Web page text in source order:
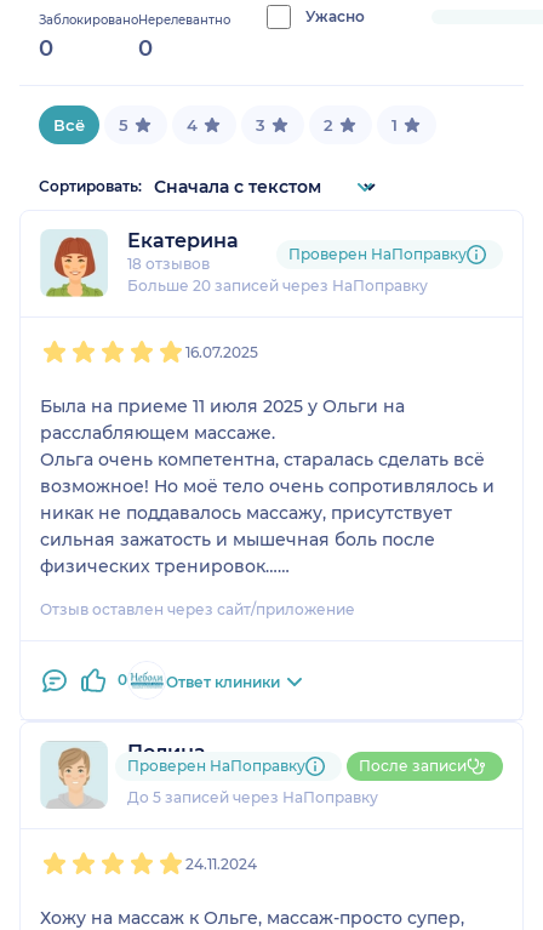
Заблокировано
0
Нерелевантно
0
0% Ужасно
progress:
Всё 5 4 3 2 1
Сортировать:
Екатерина
18 отзывов
Больше 20 записей через НаПоправку
Проверен НаПоправку
16.07.2025
Была на приеме 11 июля 2025 у Ольги на
расслабляющем массаже.
Ольга очень компетентна, старалась сделать всё
возможное! Но моё тело очень сопротивлялось и
никак не поддавалось массажу, присутствует
сильная зажатость и мышечная боль после
физических тренировок…
массаж живота к Ольге)
Отзыв оставлен через сайт/приложение
0 Ответ клиники
Полина
2 отзыва
До 5 записей через НаПоправку
Проверен НаПоправку После записи
24.11.2024
Хожу на массаж к Ольге, массаж-просто супер,